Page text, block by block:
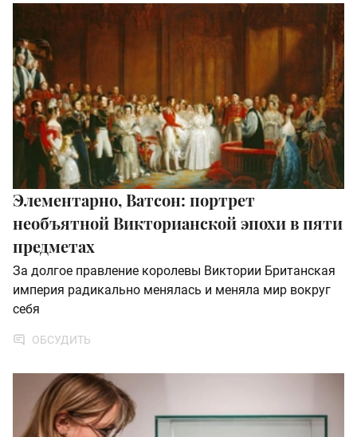
Элементарно, Ватсон: портрет
необъятной Викторианской эпохи в пяти
предметах
За долгое правление королевы Виктории Британская
империя радикально менялась и меняла мир вокруг
себя
ОБСУДИТЬ